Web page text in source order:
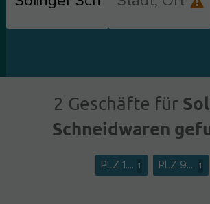
2 Geschäfte für
Schneidwaren
PLZ 1.... 1 PLZ 9.... 1